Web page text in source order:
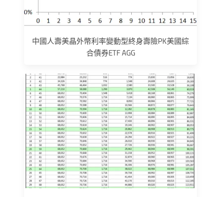
中國人壽美晶外幣利率變動型終身壽險PK美國綜
合債券ETF AGG